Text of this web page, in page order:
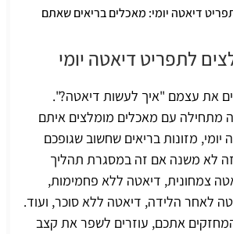
דיאטה יומי: מאכלים בריאים שאתם
לתפריט דיאטה יומי
את עצמם "איך לעשות דיאטה?".
מתחילה עם מאכלים מומלצים איתם
יומי, מזונות בריאים שחשוב שגופכם
זה לא משנה אם זה במסגרת תהליך
צמחונית, דיאטה ללא פחמימות,
לאחר הלידה, דיאטה ללא סוכר, ועוד.
המחזקים אתכם, עוזרים לשפר את קצב